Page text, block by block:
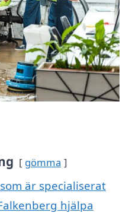
gömma
är specialiserat
hjälpa